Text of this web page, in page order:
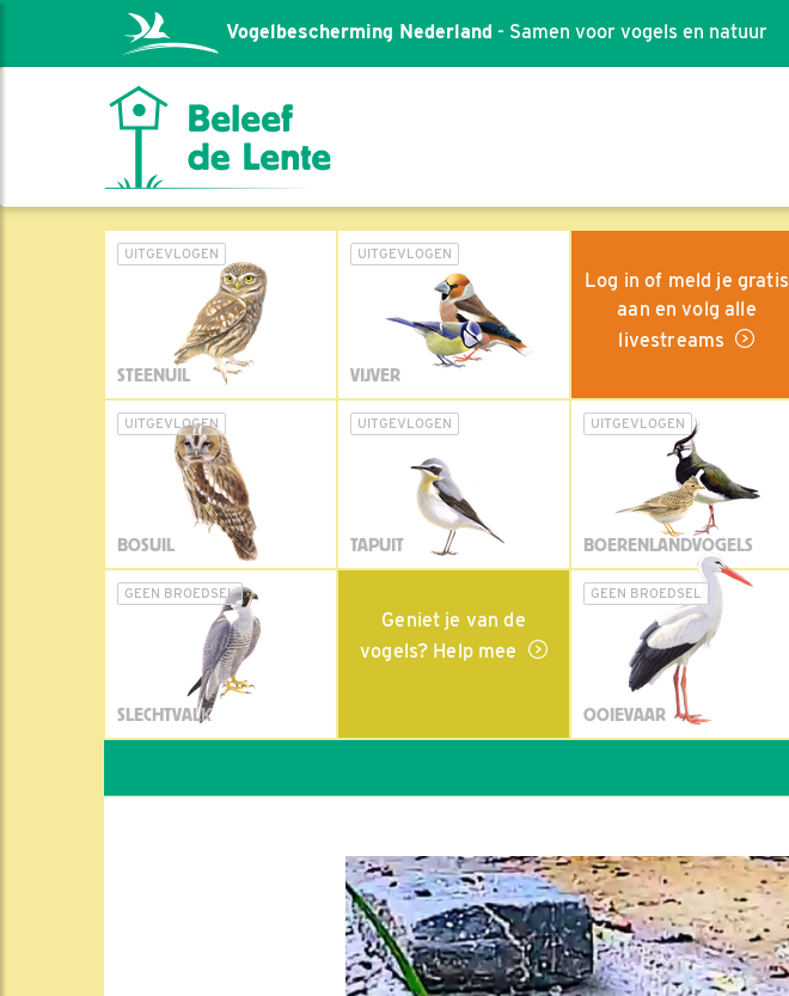
Vogelbescherming Nederland - Samen voor vogels en natuur
UITGEVLOGEN
STEENUIL
UITGEVLOGEN
VIJVER
Log in of meld je gratis
aan en volg alle
livestreams
UITGEVLOGEN
BOSUIL
UITGEVLOGEN
TAPUIT
UITGEVLOGEN
BOERENLANDVOGELS
GEEN BROEDSEL
SLECHTVALK
Geniet je van de
vogels? Help mee
GEEN BROEDSEL
OOIEVAAR